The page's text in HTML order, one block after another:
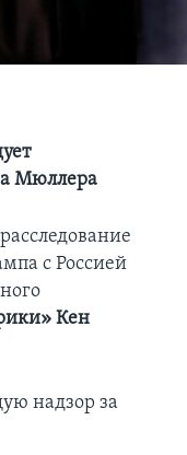
Мюллера
с Россией
Кен
надзор за